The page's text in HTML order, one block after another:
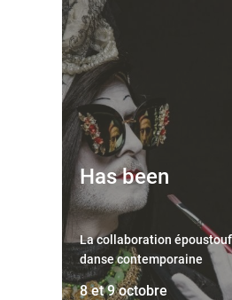
Has been
La collaboration
danse contemporaine
8 et 9 octobre